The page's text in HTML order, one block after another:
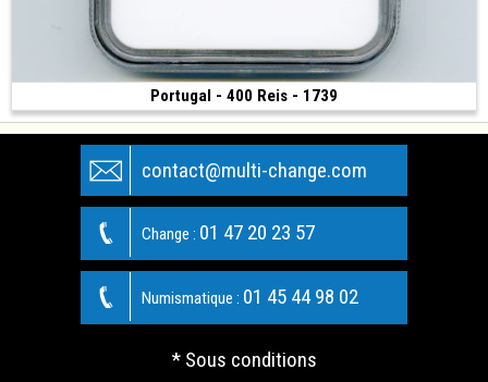
Portugal - 400 Reis - 1739
(1739 • 1.07 g • 14 mm)
contact@multi-change.com
Change : 01 47 20 23 57
Numismatique : 01 45 44 98 02
* Sous conditions